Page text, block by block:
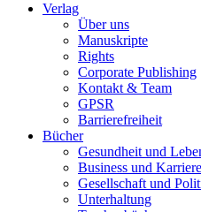
Verlag
Über uns
Manuskripte
Rights
Corporate Publishing
Kontakt & Team
GPSR
Barrierefreiheit
Bücher
Gesundheit und
Business und Karriere
Gesellschaft und
Unterhaltung